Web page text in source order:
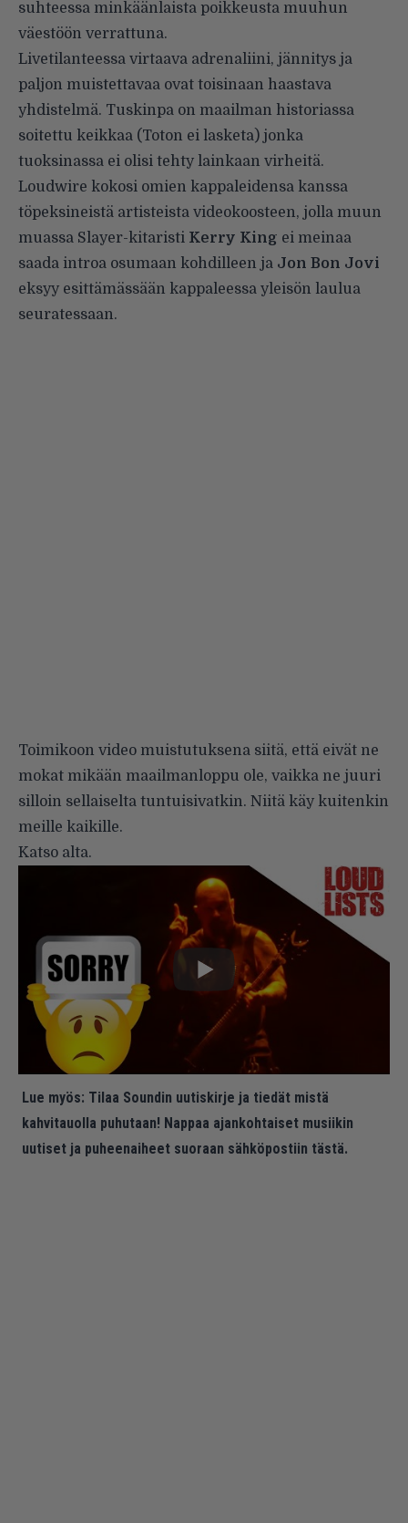
suhteessa minkäänlaista poikkeusta muuhun
väestöön verrattuna.
Livetilanteessa virtaava adrenaliini, jännitys ja
paljon muistettavaa ovat toisinaan haastava
yhdistelmä. Tuskinpa on maailman historiassa
soitettu keikkaa (Toton ei lasketa) jonka
tuoksinassa ei olisi tehty lainkaan virheitä.
Loudwire kokosi omien kappaleidensa kanssa
töpeksineistä artisteista videokoosteen, jolla muun
muassa Slayer-kitaristi Kerry King ei meinaa
saada introa osumaan kohdilleen ja Jon Bon Jovi
eksyy esittämässään kappaleessa yleisön laulua
seuratessaan.
Toimikoon video muistutuksena siitä, että eivät ne
mokat mikään maailmanloppu ole, vaikka ne juuri
silloin sellaiselta tuntuisivatkin. Niitä käy kuitenkin
meille kaikille.
Katso alta.
Lue myös: Tilaa Soundin uutiskirje ja tiedät mistä
kahvitauolla puhutaan! Nappaa ajankohtaiset musiikin
uutiset ja puheenaiheet suoraan sähköpostiin tästä.